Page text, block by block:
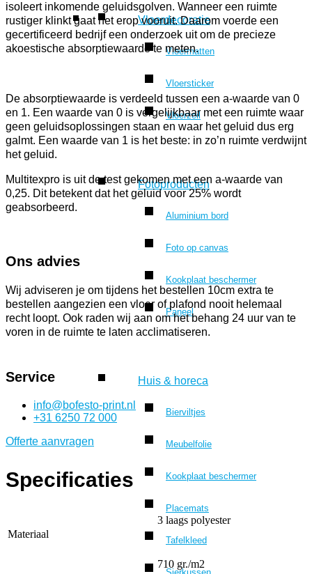
Vloerdecoratie
Vloermatten
Vloersticker
Vloerzeil
Fotoproducten
Aluminium bord
Foto op canvas
Kookplaat beschermer
Paneel
Huis & horeca
Bierviltjes
Meubelfolie
Kookplaat beschermer
Placemats
Tafelkleed
isoleert inkomende geluidsgolven. Wanneer een ruimte
rustiger klinkt gaat het erop vooruit. Daarom voerde een
gecertificeerd bedrijf een onderzoek uit om de precieze
akoestische absorptiewaarde te meten.
De absorptiewaarde is verdeeld tussen een a-waarde van 0
en 1. Een waarde van 0 is vergelijkbaar met een ruimte waar
geen geluidsoplossingen staan en waar het geluid dus erg
galmt. Een waarde van 1 is het beste: in zo’n ruimte verdwijnt
het geluid.
Multitexpro is uit de test gekomen met een a-waarde van
0,25. Dit betekent dat het geluid voor 25% wordt
geabsorbeerd.
Ons advies
Wij adviseren je om tijdens het bestellen 10cm extra te
bestellen aangezien een vloer of plafond nooit helemaal
recht loopt. Ook raden wij aan om het behang 24 uur van te
voren in de ruimte te laten acclimatiseren.
Service
info@bofesto-print.nl
+31 6250 72 000
Offerte aanvragen
Specificaties
Materiaal
3 laags polyester
710 gr./m2